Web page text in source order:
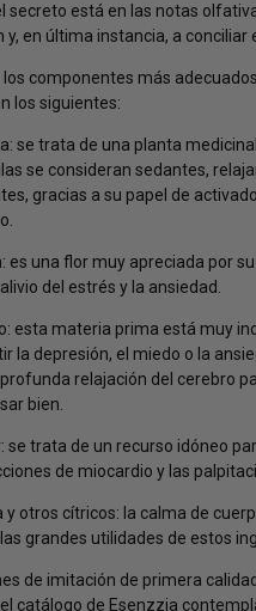
secreto está en las notas
y, en última instancia, a conciliar
los componentes más
los siguientes:
se trata de una planta
se consideran sedantes,
gracias a su papel de
es una flor muy apreciada por
del estrés y la ansiedad.
: esta materia prima está muy
la depresión, el miedo o la
relajación del cerebro
bien.
se trata de un recurso idóneo
de miocardio y las
y otros cítricos: la calma de
grandes utilidades de estos
de imitación de primera calidad
catálogo de Esenzzia